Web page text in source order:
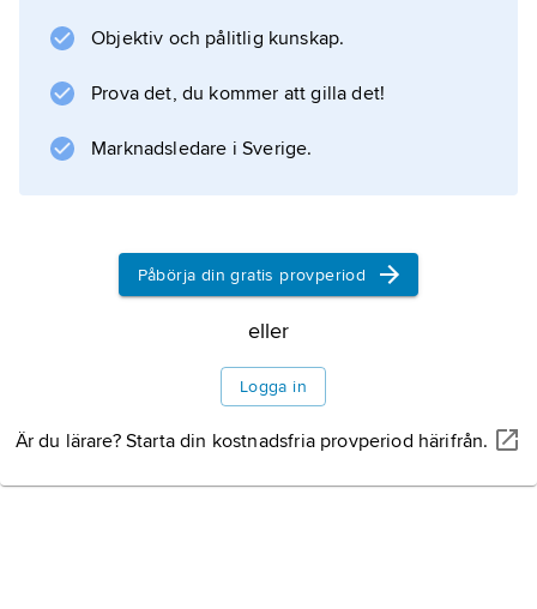
och medelvattenföringen 33 m
3
/s. Under vårfloden sätts ibland lågt liggande
ett kraftverk.
Information om artikeln
Objektiv och pålitlig kunskap.
Prova det, du kommer att gilla det!
Marknadsledare i Sverige.
Påbörja din gratis provperiod
eller
Logga in
Är du lärare? Starta din kostnadsfria provperiod härifrån.